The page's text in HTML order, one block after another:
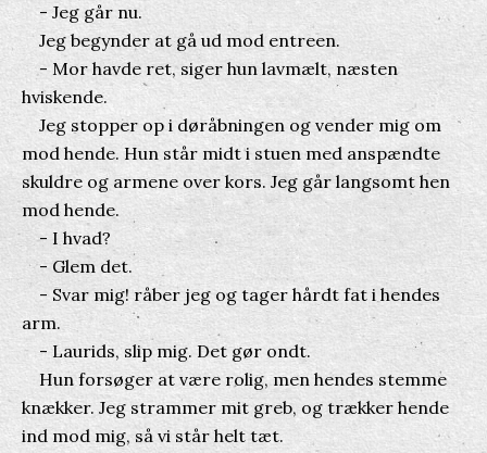
- Jeg går nu.
Jeg begynder at gå ud mod entreen.
- Mor havde ret, siger hun lavmælt, næsten
hviskende.
Jeg stopper op i døråbningen og vender mig om
mod hende. Hun står midt i stuen med anspændte
skuldre og armene over kors. Jeg går langsomt hen
mod hende.
- I hvad?
- Glem det.
- Svar mig! råber jeg og tager hårdt fat i hendes
arm.
- Laurids, slip mig. Det gør ondt.
Hun forsøger at være rolig, men hendes stemme
knækker. Jeg strammer mit greb, og trækker hende
ind mod mig, så vi står helt tæt.